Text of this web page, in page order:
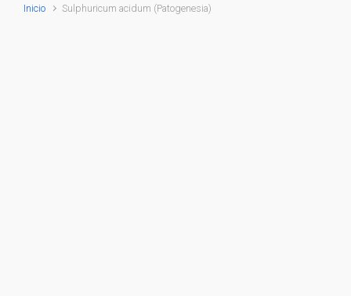
Inicio Sulphuricum acidum (Patogenesia)